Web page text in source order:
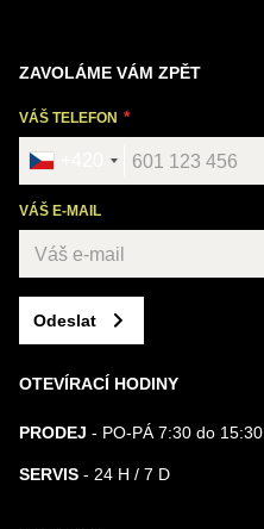
ZAVOLÁME VÁM ZPĚT
VÁŠ TELEFON
VÁŠ E-MAIL
Odeslat
OTEVÍRACÍ HODINY
PRODEJ - PO-PÁ 7:30 do 15:30
SERVIS - 24 H / 7 D